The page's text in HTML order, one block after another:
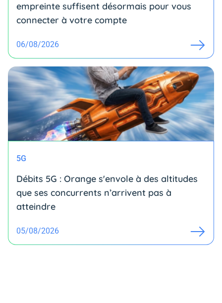
empreinte suffisent désormais pour vous
connecter à votre compte
06/08/2026
5G
Débits 5G : Orange s'envole à des altitudes
que ses concurrents n’arrivent pas à
atteindre
05/08/2026